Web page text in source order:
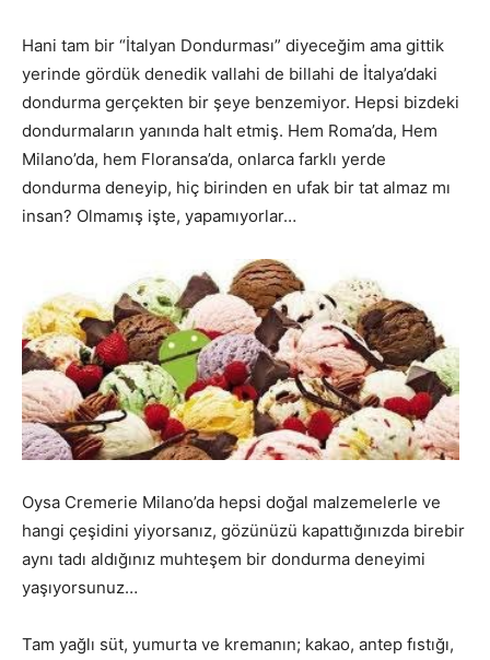
Hani tam bir “İtalyan Dondurması” diyeceğim ama gittik
yerinde gördük denedik vallahi de billahi de İtalya’daki
dondurma gerçekten bir şeye benzemiyor. Hepsi bizdeki
dondurmaların yanında halt etmiş. Hem Roma’da, Hem
Milano’da, hem Floransa’da, onlarca farklı yerde
dondurma deneyip, hiç birinden en ufak bir tat almaz mı
insan? Olmamış işte, yapamıyorlar…
Oysa Cremerie Milano’da hepsi doğal malzemelerle ve
hangi çeşidini yiyorsanız, gözünüzü kapattığınızda birebir
aynı tadı aldığınız muhteşem bir dondurma deneyimi
yaşıyorsunuz…
Tam yağlı süt, yumurta ve kremanın; kakao, antep fıstığı,